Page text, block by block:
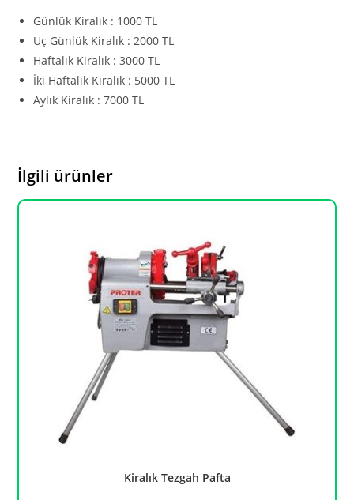
Günlük Kiralık : 1000 TL
Üç Günlük Kiralık : 2000 TL
Haftalık Kiralık : 3000 TL
İki Haftalık Kiralık : 5000 TL
Aylık Kiralık : 7000 TL
İlgili ürünler
Kiralık Tezgah Pafta